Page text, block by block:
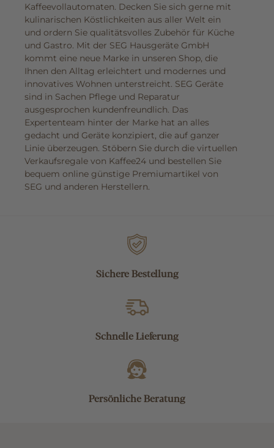
Kaffeevollautomaten. Decken Sie sich gerne mit
kulinarischen Köstlichkeiten aus aller Welt ein
und ordern Sie qualitätsvolles Zubehör für Küche
und Gastro. Mit der SEG Hausgeräte GmbH
kommt eine neue Marke in unseren Shop, die
Ihnen den Alltag erleichtert und modernes und
innovatives Wohnen unterstreicht. SEG Geräte
sind in Sachen Pflege und Reparatur
ausgesprochen kundenfreundlich. Das
Expertenteam hinter der Marke hat an alles
gedacht und Geräte konzipiert, die auf ganzer
Linie überzeugen. Stöbern Sie durch die virtuellen
Verkaufsregale von Kaffee24 und bestellen Sie
bequem online günstige Premiumartikel von
SEG und anderen Herstellern.
Sichere Bestellung
Schnelle Lieferung
Persönliche Beratung